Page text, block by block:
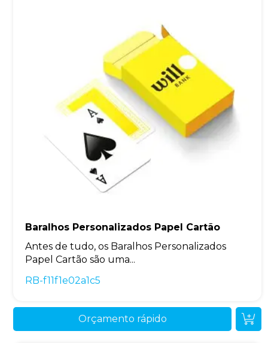
Baralhos Personalizados Papel Cartão
Antes de tudo, os Baralhos Personalizados
Papel Cartão são uma...
RB-f11f1e02a1c5
Orçamento rápido